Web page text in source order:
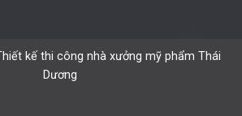
kế thi công nhà xưởng mỹ phẩm Thái
Dương